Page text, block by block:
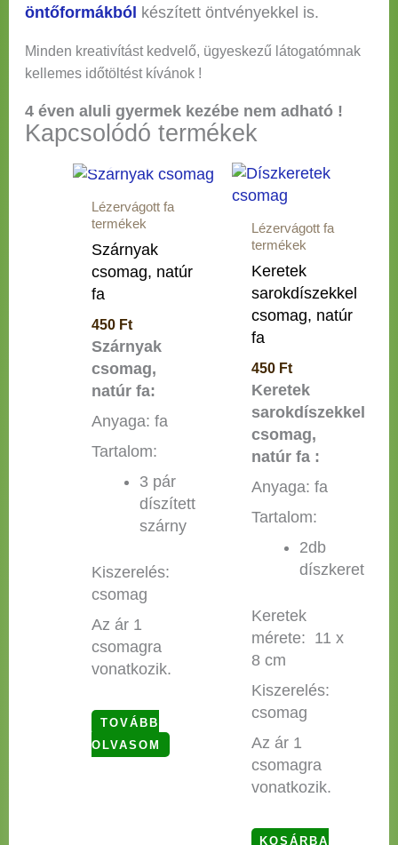
öntőformákból készített öntvényekkel is.
Minden kreativítást kedvelő, ügyeskezű látogatómnak
kellemes időtöltést kívánok !
4 éven aluli gyermek kezébe nem adható !
Kapcsolódó termékek
OUT OF
STOCK
Lézervágott fa
termékek
Szárnyak
csomag, natúr
fa
450 Ft
Szárnyak
csomag,
natúr fa:
Anyaga: fa
Tartalom:
3 pár
díszített
szárny
Kiszerelés:
csomag
Az ár 1
csomagra
vonatkozik.
TOVÁBB
OLVASOM
Lézervágott fa
termékek
Keretek
sarokdíszekkel
csomag, natúr
fa
450 Ft
Keretek
sarokdíszekkel
csomag,
natúr fa :
Anyaga: fa
Tartalom:
2db
díszkeret
Keretek
mérete: 11 x
8 cm
Kiszerelés:
csomag
Az ár 1
csomagra
vonatkozik.
KOSÁRBA